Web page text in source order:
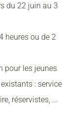
du 22 juin au 3
heures ou de 2
pour les jeunes
: service
réservistes, …